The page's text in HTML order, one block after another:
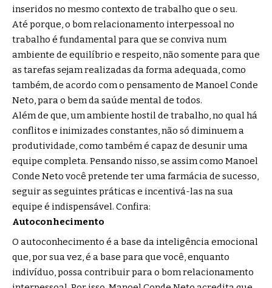
inseridos no mesmo contexto de trabalho que o seu.
Até porque, o bom relacionamento interpessoal no
trabalho é fundamental para que se conviva num
ambiente de equilíbrio e respeito, não somente para que
as tarefas sejam realizadas da forma adequada, como
também, de acordo com o pensamento de Manoel Conde
Neto, para o bem da saúde mental de todos.
Além de que, um ambiente hostil de trabalho, no qual há
conflitos e inimizades constantes, não só diminuem a
produtividade, como também é capaz de desunir uma
equipe completa. Pensando nisso, se assim como Manoel
Conde Neto você pretende ter uma farmácia de sucesso,
seguir as seguintes práticas e incentivá-las na sua
equipe é indispensável. Confira:
Autoconhecimento
O autoconhecimento é a base da inteligência emocional
que, por sua vez, é a base para que você, enquanto
indivíduo, possa contribuir para o bom relacionamento